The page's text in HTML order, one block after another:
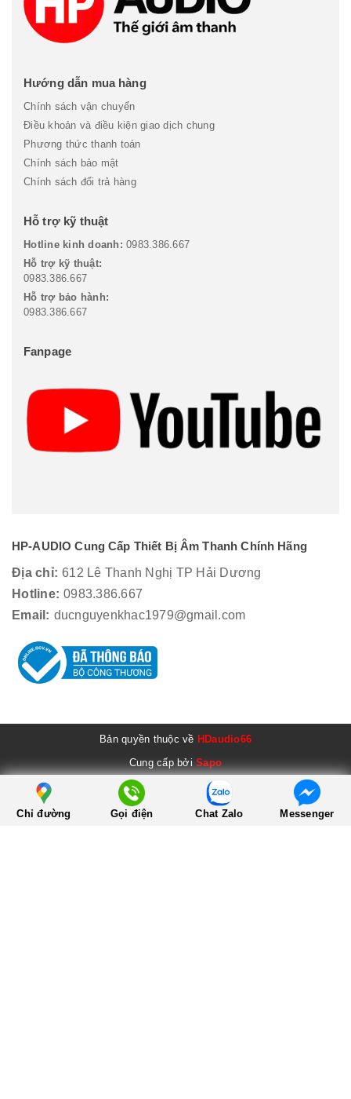
Hướng dẫn mua hàng
Chính sách vận chuyển
Điều khoản và điều kiện giao dịch chung
Phương thức thanh toán
Chính sách bảo mật
Chính sách đổi trả hàng
Hỗ trợ kỹ thuật
Hotline kinh doanh: 0983.386.667
Hỗ trợ kỹ thuật:
0983.386.667
Hỗ trợ bảo hành:
0983.386.667
Fanpage
HP-AUDIO Cung Cấp Thiết Bị Âm Thanh Chính Hãng
Địa chỉ: 612 Lê Thanh Nghị TP Hải Dương
Hotline: 0983.386.667
Email: ducnguyenkhac1979@gmail.com
Bản quyền thuộc về HDaudio66
Cung cấp bởiSapo
Chỉ đường Gọi điện Chat Zalo Messenger